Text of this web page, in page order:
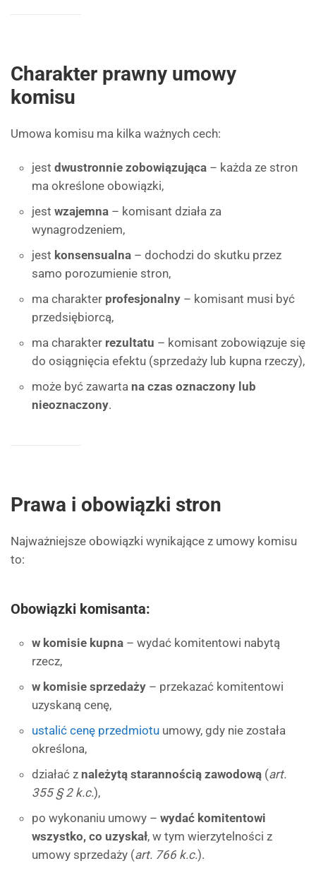
Charakter prawny umowy
komisu
Umowa komisu ma kilka ważnych cech:
jest dwustronnie zobowiązująca – każda ze stron
ma określone obowiązki,
jest wzajemna – komisant działa za
wynagrodzeniem,
jest konsensualna – dochodzi do skutku przez
samo porozumienie stron,
ma charakter profesjonalny – komisant musi być
przedsiębiorcą,
ma charakter rezultatu – komisant zobowiązuje się
do osiągnięcia efektu (sprzedaży lub kupna rzeczy),
może być zawarta na czas oznaczony lub
nieoznaczony.
Prawa i obowiązki stron
Najważniejsze obowiązki wynikające z umowy komisu
to:
Obowiązki komisanta:
w komisie kupna – wydać komitentowi nabytą
rzecz,
w komisie sprzedaży – przekazać komitentowi
uzyskaną cenę,
ustalić cenę przedmiotu umowy, gdy nie została
określona,
działać z należytą starannością zawodową (art.
355 § 2 k.c.),
po wykonaniu umowy – wydać komitentowi
wszystko, co uzyskał, w tym wierzytelności z
umowy sprzedaży (art. 766 k.c.).